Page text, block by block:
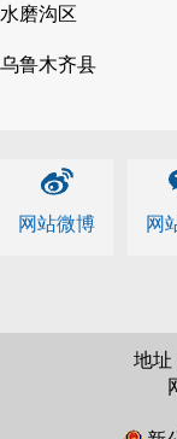
水磨沟区
乌鲁木齐县
网站微博 网
地址